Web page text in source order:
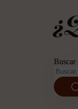
Buscar